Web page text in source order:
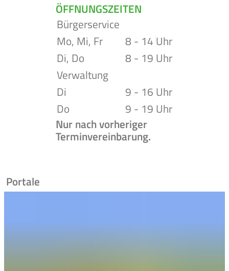
ÖFFNUNGSZEITEN
Bürgerservice
Mo, Mi, Fr
8 - 14 Uhr
Di, Do
8 - 19 Uhr
Verwaltung
Di
9 - 16 Uhr
Do
9 - 19 Uhr
Nur nach vorheriger
Terminvereinbarung.
Portale